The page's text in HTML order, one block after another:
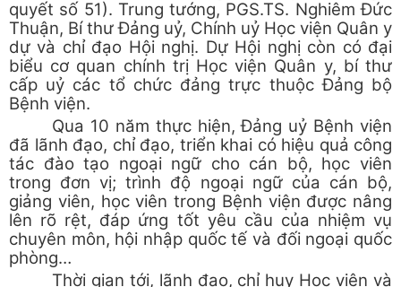
quyết số 51). Trung tướng, PGS.TS. Nghiêm Đức
Thuận, Bí thư Đảng uỷ, Chính uỷ Học viện Quân y
dự và chỉ đạo Hội nghị. Dự Hội nghị còn có đại
biểu cơ quan chính trị Học viện Quân y, bí thư
cấp uỷ các tổ chức đảng trực thuộc Đảng bộ
Bệnh viện.
Qua 10 năm thực hiện, Đảng uỷ Bệnh viện
đã lãnh đạo, chỉ đạo, triển khai có hiệu quả công
tác đào tạo ngoại ngữ cho cán bộ, học viên
trong đơn vị; trình độ ngoại ngữ của cán bộ,
giảng viên, học viên trong Bệnh viện được nâng
lên rõ rệt, đáp ứng tốt yêu cầu của nhiệm vụ
chuyên môn, hội nhập quốc tế và đối ngoại quốc
phòng…
Thời gian tới, lãnh đạo, chỉ huy Học viện và